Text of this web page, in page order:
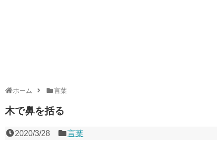
ホーム 言葉
木で鼻を括る
2020/3/28 言葉